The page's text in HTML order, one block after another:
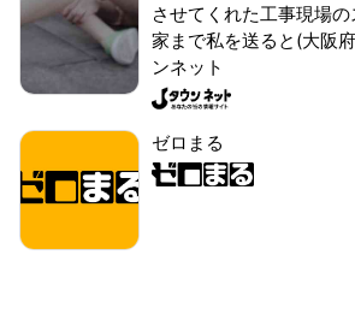
させてくれた工事現場の
家まで私を送ると(大阪
ンネット
ゼロまる